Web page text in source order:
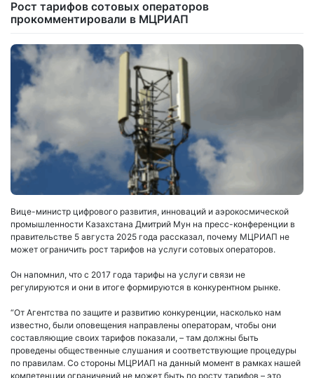
Рост тарифов сотовых операторов
прокомментировали в МЦРИАП
Вице-министр цифрового развития, инноваций и аэрокосмической
промышленности Казахстана Дмитрий Мун на пресс-конференции в
правительстве 5 августа 2025 года рассказал, почему МЦРИАП не
может ограничить рост тарифов на услуги сотовых операторов.
Он напомнил, что с 2017 года тарифы на услуги связи не
регулируются и они в итоге формируются в конкурентном рынке.
“От Агентства по защите и развитию конкуренции, насколько нам
известно, были оповещения направлены операторам, чтобы они
составляющие своих тарифов показали, – там должны быть
проведены общественные слушания и соответствующие процедуры
по правилам. Со стороны МЦРИАП на данный момент в рамках нашей
компетенции ограничений не может быть по росту тарифов – это